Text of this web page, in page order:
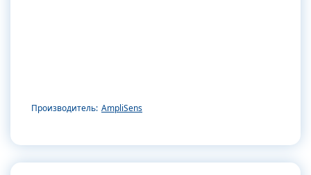
Производитель: AmpliSens